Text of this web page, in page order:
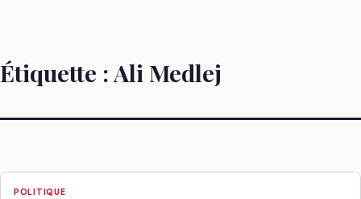
Étiquette : Ali Medlej
POLITIQUE